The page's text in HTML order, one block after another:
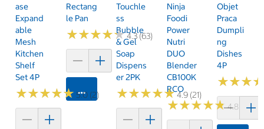
Ase
Expand
Able
Mesh
Kitchen
Shelf
Set 4P
★★★★★
★★★★★ 5.0 (2)
Rectang
Le Pan
★★★★★
★★★★★4.3 (63)
카트에 담기
Touchle
Ss
Bubble
& Gel
Soap
Dispens
Er 2PK
★★★★★
★★★★★4.9 (21)
Ninja
Foodi
Power
Nutri
DUO
Blender
CB100K
RCO
★★★★★
★★★★★4.8 (250)
Objet
Praca
Dumpli
Ng
Dishes
4P
★★★
★★★